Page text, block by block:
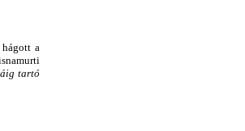
a
tartó